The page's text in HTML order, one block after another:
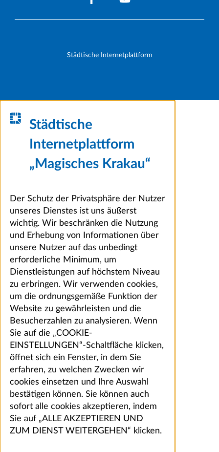
Städtische Internetplattform
Städtische
Internetplattform
„Magisches Krakau“
Der Schutz der Privatsphäre der Nutzer
unseres Dienstes ist uns äußerst
wichtig. Wir beschränken die Nutzung
und Erhebung von Informationen über
unsere Nutzer auf das unbedingt
erforderliche Minimum, um
Dienstleistungen auf höchstem Niveau
zu erbringen. Wir verwenden cookies,
um die ordnungsgemäße Funktion der
Website zu gewährleisten und die
Besucherzahlen zu analysieren. Wenn
Sie auf die „COOKIE-
EINSTELLUNGEN“-Schaltfläche klicken,
öffnet sich ein Fenster, in dem Sie
erfahren, zu welchen Zwecken wir
cookies einsetzen und Ihre Auswahl
bestätigen können. Sie können auch
sofort alle cookies akzeptieren, indem
Sie auf „ALLE AKZEPTIEREN UND
ZUM DIENST WEITERGEHEN“ klicken.